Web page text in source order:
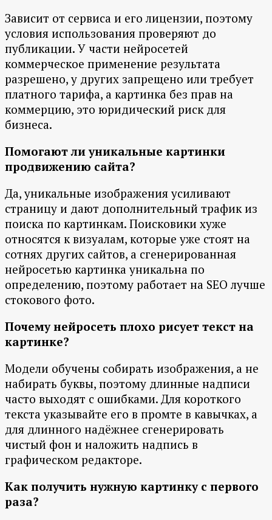
Зависит от сервиса и его лицензии, поэтому
условия использования проверяют до
публикации. У части нейросетей
коммерческое применение результата
разрешено, у других запрещено или требует
платного тарифа, а картинка без прав на
коммерцию, это юридический риск для
бизнеса.
Помогают ли уникальные картинки
продвижению сайта?
Да, уникальные изображения усиливают
страницу и дают дополнительный трафик из
поиска по картинкам. Поисковики хуже
относятся к визуалам, которые уже стоят на
сотнях других сайтов, а сгенерированная
нейросетью картинка уникальна по
определению, поэтому работает на SEO лучше
стокового фото.
Почему нейросеть плохо рисует текст на
картинке?
Модели обучены собирать изображения, а не
набирать буквы, поэтому длинные надписи
часто выходят с ошибками. Для короткого
текста указывайте его в промте в кавычках, а
для длинного надёжнее сгенерировать
чистый фон и наложить надпись в
графическом редакторе.
Как получить нужную картинку с первого
раза?